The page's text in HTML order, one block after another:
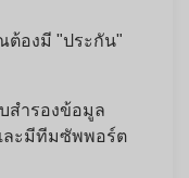
ต้องมี "ประกัน"
สำรองข้อมูล
ละมีทีมซัพพอร์ต